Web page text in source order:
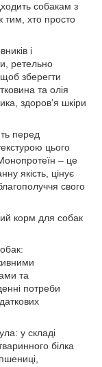
собакам з
тим, хто просто
і
ретельно
щоб зберегти
та олія
здоров’я шкіри
перед
цього
– це
якість, цінує
свого
корм для собак
та
потреби
у складі
білка